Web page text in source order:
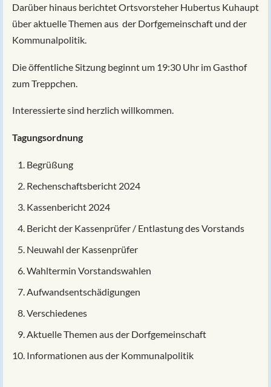
Darüber hinaus berichtet Ortsvorsteher Hubertus Kuhaupt
über aktuelle Themen aus der Dorfgemeinschaft und der
Kommunalpolitik.
Die öffentliche Sitzung beginnt um 19:30 Uhr im Gasthof
zum Treppchen.
Interessierte sind herzlich willkommen.
Tagungsordnung
Begrüßung
Rechenschaftsbericht 2024
Kassenbericht 2024
Bericht der Kassenprüfer / Entlastung des Vorstands
Neuwahl der Kassenprüfer
Wahltermin Vorstandswahlen
Aufwandsentschädigungen
Verschiedenes
Aktuelle Themen aus der Dorfgemeinschaft
Informationen aus der Kommunalpolitik